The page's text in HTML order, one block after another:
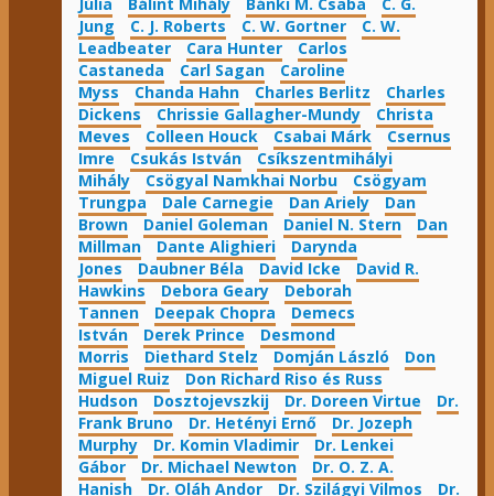
Jung
C. J. Roberts C. W. Gortner
C. W.
Leadbeater
Cara Hunter
Carlos
Castaneda
Carl Sagan
Caroline
Myss
Chanda Hahn Charles Berlitz
Charles
Dickens
Chrissie Gallagher-Mundy
Christa
Meves
Colleen Houck Csabai Márk
Csernus
Imre
Csukás István
Csíkszentmihályi
Mihály
Csögyal Namkhai Norbu
Csögyam
Trungpa
Dale Carnegie Dan Ariely
Dan
Brown
Daniel Goleman Daniel N. Stern
Dan
Millman
Dante Alighieri
Darynda
Jones
Daubner Béla David Icke
David R.
Hawkins
Debora Geary
Deborah
Tannen
Deepak Chopra
Demecs
István
Derek Prince
Desmond
Morris
Diethard Stelz Domján László
Don
Miguel Ruiz
Don Richard Riso és Russ
Hudson
Dosztojevszkij Dr. Doreen Virtue
Dr.
Frank Bruno
Dr. Hetényi Ernő
Dr. Jozeph
Murphy
Dr. Komin Vladimir
Dr. Lenkei
Gábor
Dr. Michael Newton
Dr. O. Z. A.
Hanish
Dr. Oláh Andor Dr. Szilágyi Vilmos
Dr.